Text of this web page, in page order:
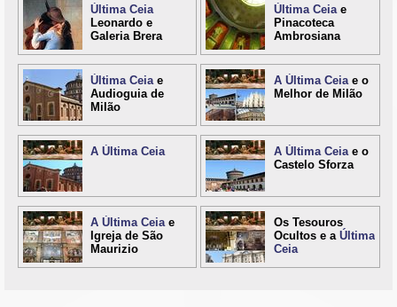
Última Ceia
Leonardo e
Galeria Brera
Última Ceiae
Pinacoteca
Ambrosiana
Última Ceiae
Audioguia de
Milão
A Última Ceiae o
Melhor de Milão
A Última Ceia A Última Ceiae o
Castelo Sforza
A Última Ceiae
Igreja de São
Maurizio
Os Tesouros
Ocultos e a Última
Ceia